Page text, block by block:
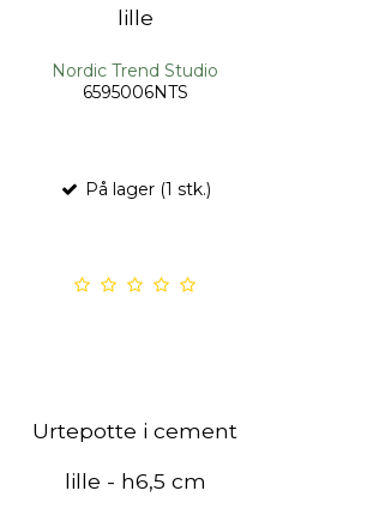
lille
Nordic Trend Studio
6595006NTS
På lager (1 stk.)
Urtepotte i cement
lille - h6,5 cm